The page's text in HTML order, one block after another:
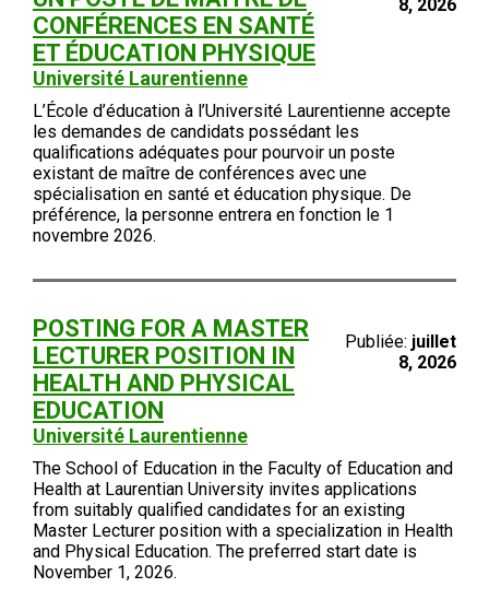
CONFÉRENCES EN SANTÉ
ET ÉDUCATION PHYSIQUE
Université Laurentienne
8, 2026
L’École d’éducation à l’Université Laurentienne accepte
les demandes de candidats possédant les
qualifications adéquates pour pourvoir un poste
existant de maître de conférences avec une
spécialisation en santé et éducation physique. De
préférence, la personne entrera en fonction le 1
novembre 2026.
POSTING FOR A MASTER
LECTURER POSITION IN
HEALTH AND PHYSICAL
EDUCATION
Université Laurentienne
Publiée: juillet
8, 2026
The School of Education in the Faculty of Education and
Health at Laurentian University invites applications
from suitably qualified candidates for an existing
Master Lecturer position with a specialization in Health
and Physical Education. The preferred start date is
November 1, 2026.